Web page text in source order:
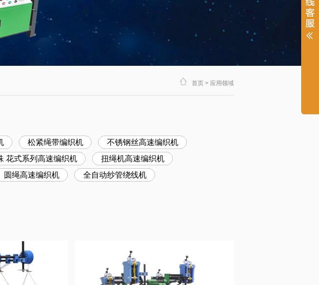
首页 > 应用领域
松紧绳带编织机
不锈钢丝高速编织机
花式系列高速编织机
扭绳机高速编织机
圆绳高速编织机
全自动纱管绕线机